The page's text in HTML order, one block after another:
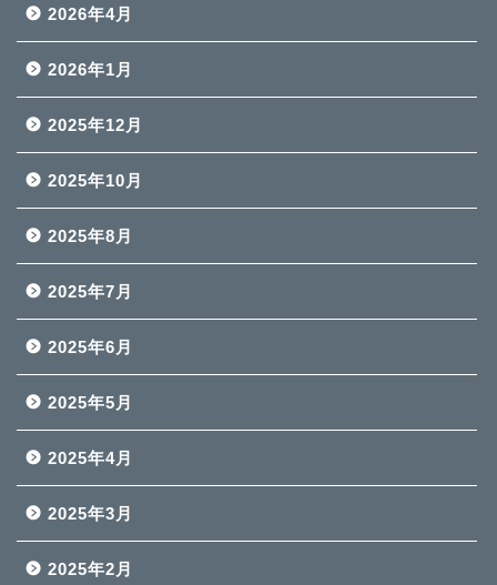
2026年4月
2026年1月
2025年12月
2025年10月
2025年8月
2025年7月
2025年6月
2025年5月
2025年4月
2025年3月
2025年2月